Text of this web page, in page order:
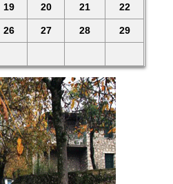
19 20 21 22
26 27 28 29